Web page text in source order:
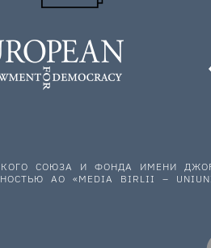
СОЮЗА И ФОНДА ИМЕНИ
АО «MEDIA BIRLII –